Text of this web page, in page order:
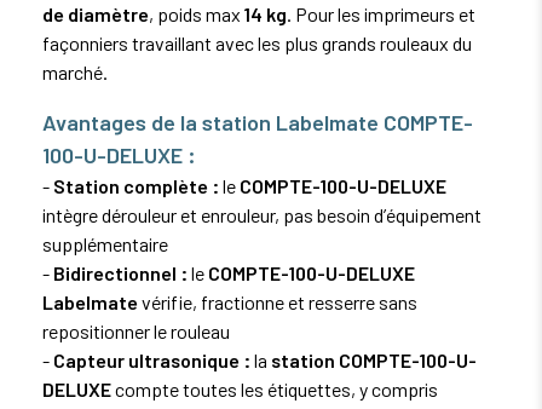
de diamètre, poids max 14 kg . Pour les imprimeurs et
façonniers travaillant avec les plus grands rouleaux du
marché.
Avantages de la station Labelmate COMPTE-
100-U-DELUXE :
- Station complète : le COMPTE-100-U-DELUXE
intègre dérouleur et enrouleur, pas besoin d’équipement
supplémentaire
- Bidirectionnel : le COMPTE-100-U-DELUXE
Labelmatevérifie, fractionne et resserre sans
repositionner le rouleau
- Capteur ultrasonique : la station COMPTE-100-U-
DELUXEcompte toutes les étiquettes, y compris